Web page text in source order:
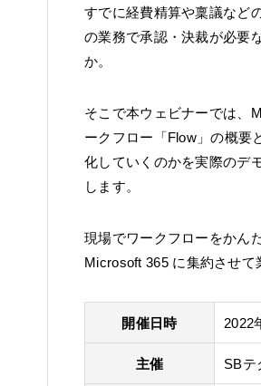
すでに経費精算や稟議など
の業務で承認・決裁が必要
か。
そこで本ウェビナーでは、
ークフロー「Flow」の概要
化していくのかを実際のデ
します。
現場でワークフローをかん
Microsoft 365 に集約させて
開催日時 2022
主催 SBテ